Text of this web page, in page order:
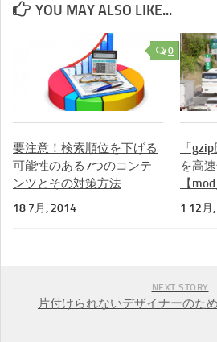
YOU MAY ALSO LIKE...
0
要注意！検索順位を下げる
可能性のある7つのコンテ
ンツとその対策方法
18 7月, 2014
「
を高
【
1 12月
NEXT STORY
片付けられないデザイナーのた